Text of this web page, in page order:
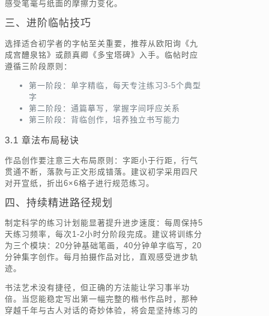
感受笔毫与纸面的摩擦力变化。
三、进阶临帖技巧
选择适合初学者的字帖至关重要，推荐从欧阳询《九
成宫醴泉铭》或颜真卿《多宝塔碑》入手。临帖时应
遵循三阶段原则：
第一阶段：单字精临，每天专注练习3-5个典型
字
第二阶段：通篇摹写，掌握字间呼应关系
第三阶段：背临创作，培养独立书写能力
3.1 章法布局秘诀
作品创作要注意三大布局原则：字距小于行距，行气
贯通不断，落款与正文形成错落。建议初学采用四尺
对开宣纸，折出6×6格子进行规范练习。
四、持续精进路径规划
制定科学的练习计划能显著提升进步速度：每周保持5
天练习频率，每次1-2小时分阶段完成。建议将训练分
为三个模块：20分钟基础笔画，40分钟单字临写，20
分钟集字创作。每月拍摄作品对比，直观感受进步轨
迹。
书法艺术没有捷径，但正确的方法能让学习事半功
倍。当您能稳定写出第一幅完整的楷书作品时，那种
穿越千年与古人对话的奇妙体验，将会是坚持练习的